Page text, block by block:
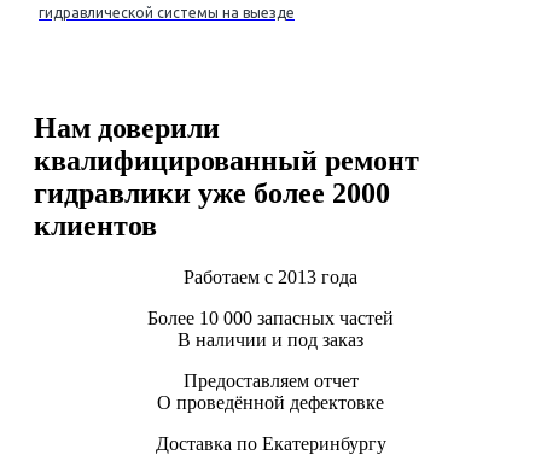
гидравлической системы на выезде
Нам доверили
квалифицированный ремонт
гидравлики уже более 2000
клиентов
Работаем с 2013 года
Более 10 000 запасных частей
В наличии и под заказ
Предоставляем отчет
О проведённой дефектовке
Доставка по Екатеринбургу